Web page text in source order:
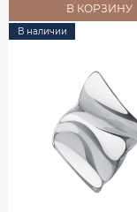
В КОРЗИНУ
В наличии